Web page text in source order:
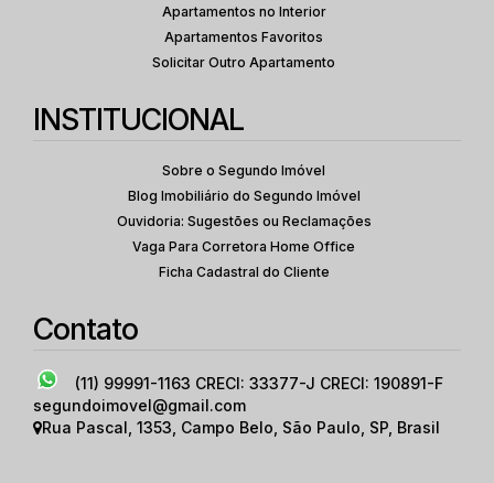
Apartamentos no Interior
Apartamentos Favoritos
Solicitar Outro Apartamento
INSTITUCIONAL
Sobre o Segundo Imóvel
Blog Imobiliário do Segundo Imóvel
Ouvidoria: Sugestões ou Reclamações
Vaga Para Corretora Home Office
Ficha Cadastral do Cliente
Contato
(11) 99991-1163 CRECI: 33377-J CRECI: 190891-F
segundoimovel@gmail.com
Rua Pascal , 1353, Campo Belo, São Paulo, SP, Brasil